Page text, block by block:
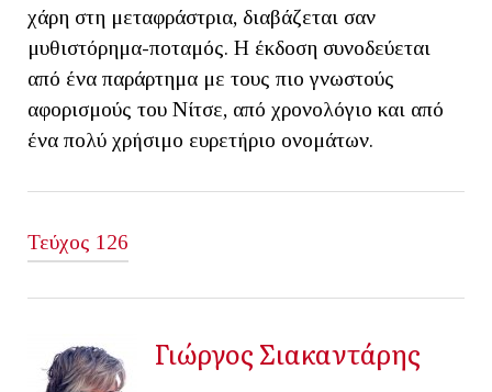
χάρη στη μεταφράστρια, διαβάζεται σαν
μυθιστόρημα-ποταμός. Η έκδοση συνοδεύεται
από ένα παράρτημα με τους πιο γνωστούς
αφορισμούς του Νίτσε, από χρονολόγιο και από
ένα πολύ χρήσιμο ευρετήριο ονομάτων.
Τεύχος 126
Γιώργος Σιακαντάρης